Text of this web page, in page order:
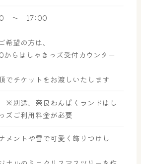
～ 17:00
希望の方は、
からはしゃきっズ受付カウンター
でチケットをお渡しいたします
別途、奈良わんぱくランドはし
ズご利用料金が必要
メントや雪で可愛く飾りつけし